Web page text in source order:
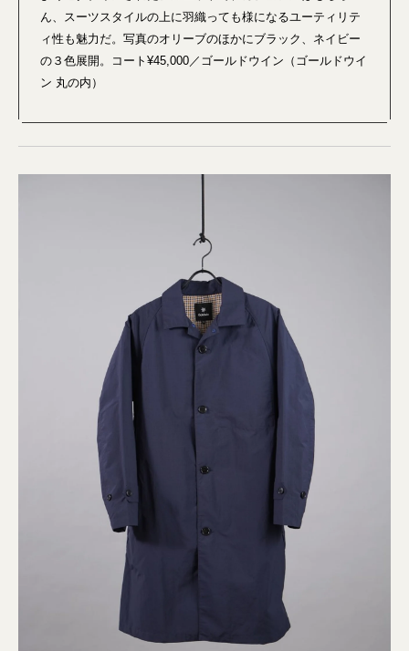
ん、スーツスタイルの上に羽織っても様になるユーティリテ
ィ性も魅力だ。写真のオリーブのほかにブラック、ネイビー
の３色展開。コート¥45,000／ゴールドウイン（ゴールドウイ
ン 丸の内）